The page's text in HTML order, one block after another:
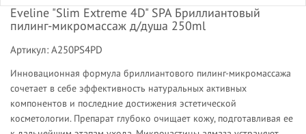
Eveline "Slim Extreme 4D" SPA Бриллиантовый
пилинг-микромассаж д/душа 250ml
Артикул: A250PS4PD
Инновационная формула бриллиантового пилинг-микромассажа
сочетает в себе эффективность натуральных активных
компонентов и последние достижения эстетической
косметологии. Препарат глубоко очищает кожу, подготавливая ее